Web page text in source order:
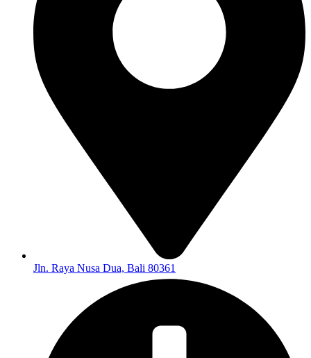
Jln. Raya Nusa Dua, Bali 80361